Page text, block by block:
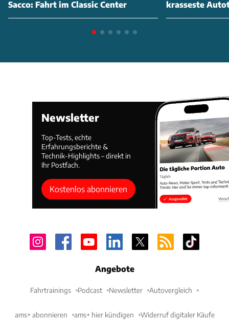
Sacco: Fahrt im Classic Center
krasseste
Newsletter
Top-Tests, echte
Erfahrungsberichte &
Technik-Highlights – direkt in
Ihr Postfach.
Kostenlos abonnieren
Angebote
Fahrtrainings Podcast Newsletter Autovergleich
ams+ abonnieren ams+ hier kündigen Widerruf digitaler Käufe